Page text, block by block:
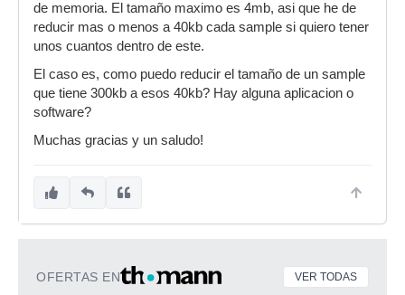
de memoria. El tamaño maximo es 4mb, asi que he de
reducir mas o menos a 40kb cada sample si quiero tener
unos cuantos dentro de este.
El caso es, como puedo reducir el tamaño de un sample
que tiene 300kb a esos 40kb? Hay alguna aplicacion o
software?
Muchas gracias y un saludo!
OFERTAS EN VER TODAS